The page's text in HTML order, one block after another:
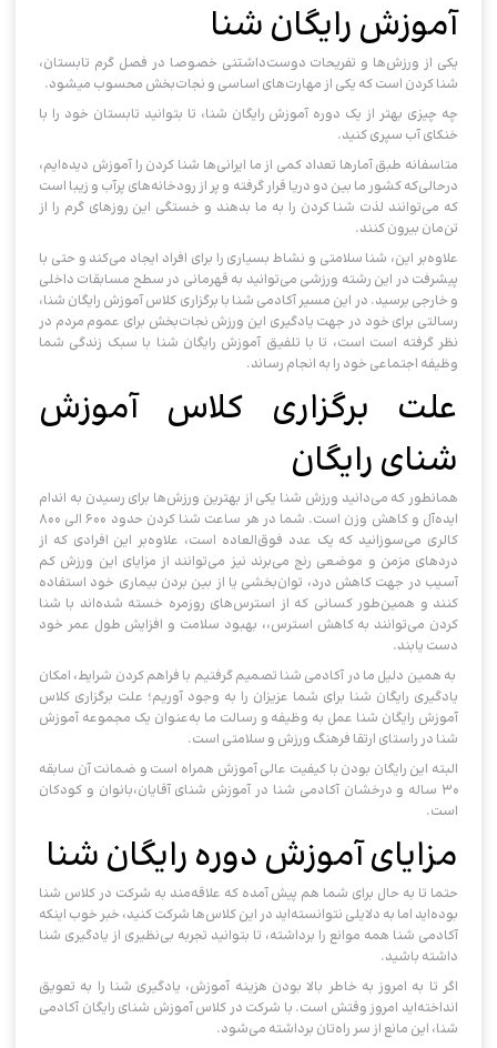
آموزش رایگان شنا
یکی از ورزش‌ها و تفریحات دوست‌‌داشتنی خصوصا در فصل گرم تابستان،
شنا کردن است که یکی از مهارت‌های اساسی و نجات‌بخش محسوب میشود.
چه چیزی بهتر از یک دوره آموزش رایگان شنا، تا بتوانید تابستان خود را با
خنکای آب سپری کنید.
متاسفانه طبق آمارها تعداد کمی از ما ایرانی‌ها شنا کردن را آموزش دیده‌ایم،
درحالی‌که کشور ما بین دو دریا قرار گرفته و پر از رودخانه‌های پرآب و زیبا است
که می‌توانند لذت شنا کردن را به ما بدهند و خستگی این روزهای گرم را از
تن‌مان بیرون کنند.
علاوه‌بر این، شنا سلامتی و نشاط بسیاری را برای افراد ایجاد می‌کند و حتی با
پیشرفت در این رشته ورزشی می‌توانید به قهرمانی در سطح مسابقات داخلی
و خارجی برسید. در این مسیر آکادمی شنا با برگزاری کلاس آموزش رایگان شنا،
رسالتی برای خود در جهت یادگیری این ورزش نجات‌‌بخش برای عموم مردم در
نظر‌ گرفته است است، تا با تلفیق آموزش رایگان شنا با سبک زندگی شما
وظیفه اجتماعی خود را به انجام رساند.
علت برگزاری کلاس آموزش
شنای رایگان
همانطور که می‌دانید ورزش شنا یکی از بهترین ورزش‌ها برای رسیدن به اندام
ایده‌‌آل و کاهش وزن است. شما در هر ساعت شنا کردن حدود ۶۰۰ الی ۸۰۰
کالری می‌سوزانید که یک عدد فوق‌العاده است، علاوه‌بر این افرادی که از
دردهای مزمن و موضعی رنج می‌برند نیز می‌توانند از مزایای این ورزش کم
آسیب در جهت کاهش درد، توان‌بخشی یا از بین بردن بیماری خود استفاده
کنند و همین‌طور کسانی که از استرس‌های روزمره خسته شده‌اند با شنا
کردن می‌توانند به کاهش استرس،، بهبود سلامت و افزایش طول عمر خود
دست یابند.
به همین دلیل ما در آکادمی شنا تصمیم گرفتیم با فراهم کردن شرایط، امکان
یادگیری رایگان شنا برای شما عزیزان را به‌ وجود آوریم؛ علت برگزاری کلاس
آموزش رایگان شنا عمل به وظیفه و رسالت ما به‌عنوان یک مجموعه‌ ‌آموزش
شنا در راستای ارتقا فرهنگ ورزش و سلامتی است.
البته این رایگان بودن با کیفیت عالی آموزش همراه است و ضمانت آن سابقه
۳۰ ساله‌ و درخشان آکادمی شنا در آموزش شنای آقایان،بانوان و کودکان
است.
مزایای آموزش دوره رایگان شنا
حتما تا به حال برای شما هم پیش آمده که علاقه‌مند به شرکت در کلاس شنا
بوده‌اید اما به دلایلی نتوانسته‌اید در این کلاس‌ها شرکت کنید، خبر خوب اینکه
آکادمی شنا همه موانع را برداشته، تا بتوانید تجربه بی‌نظیری از یادگیری شنا
داشته باشید.
اگر تا به امروز به خاطر بالا بودن هزینه آموزش، یادگیری شنا را به تعویق
انداخته‌اید امروز وقتش است. با شرکت در کلاس آموزش شنای رایگان آکادمی
شنا، این مانع از سر راه‌تان برداشته می‌شود.